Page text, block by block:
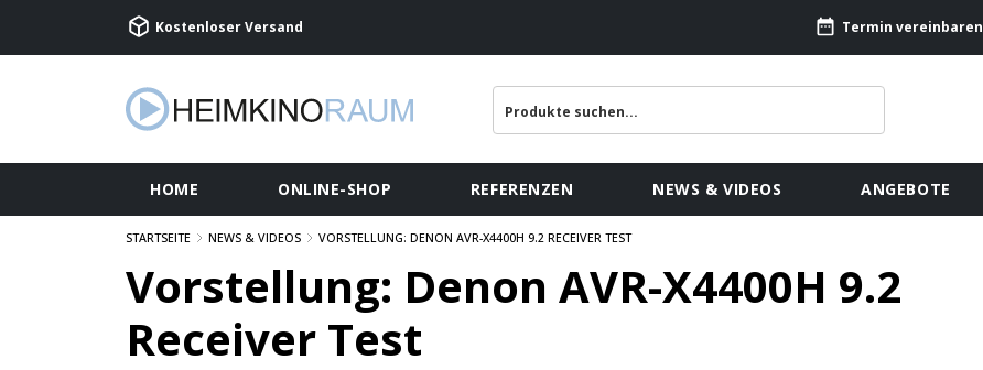
Kostenloser Versand Termin vereinbaren
HOME ONLINE-SHOP REFERENZEN NEWS & VIDEOS ANGEBOTE
STARTSEITE NEWS & VIDEOS VORSTELLUNG: DENON AVR-X4400H 9.2 RECEIVER TEST
Vorstellung: Denon AVR-X4400H 9.2
Receiver Test